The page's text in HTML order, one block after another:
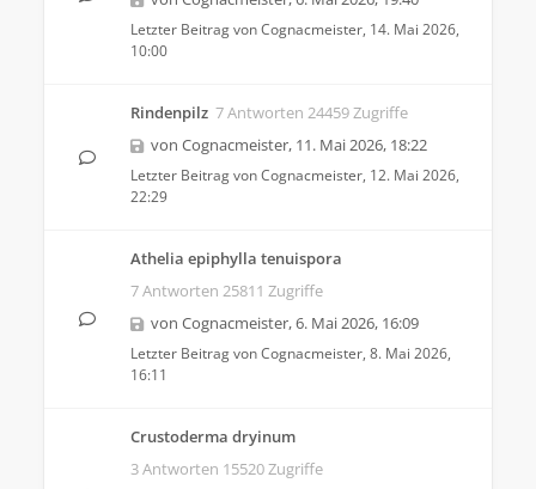
Letzter Beitrag vonCognacmeister, 14. Mai 2026,
10:00
Rindenpilz 7 Antworten 24459 Zugriffe
von Cognacmeister, 11. Mai 2026, 18:22
Letzter Beitrag vonCognacmeister, 12. Mai 2026,
22:29
Athelia epiphylla tenuispora
7 Antworten 25811 Zugriffe
von Cognacmeister,6. Mai 2026, 16:09
Letzter Beitrag vonCognacmeister, 8. Mai 2026,
16:11
Crustoderma dryinum
3 Antworten 15520 Zugriffe